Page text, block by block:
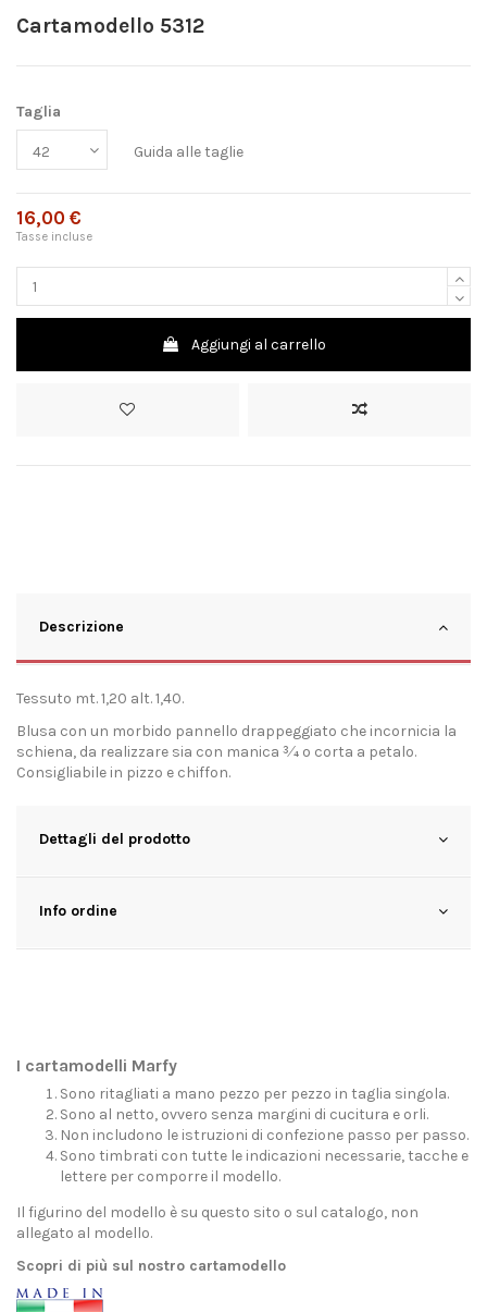
Cartamodello 5312
Taglia
Guida alle taglie
16,00 €
Tasse incluse
Aggiungi al carrello
Descrizione
Tessuto mt. 1,20 alt. 1,40.
Blusa con un morbido pannello drappeggiato che incornicia la
schiena, da realizzare sia con manica 3⁄4 o corta a petalo.
Consigliabile in pizzo e chiffon.
Dettagli del prodotto
Info ordine
I cartamodelli Marfy
Sono ritagliati a mano pezzo per pezzo in taglia singola.
Sono al netto, ovvero senza margini di cucitura e orli.
Non includono le istruzioni di confezione passo per passo.
Sono timbrati con tutte le indicazioni necessarie, tacche e
lettere per comporre il modello.
Il figurino del modello è su questo sito o sul catalogo, non
allegato al modello.
Scopri di più sul nostro cartamodello